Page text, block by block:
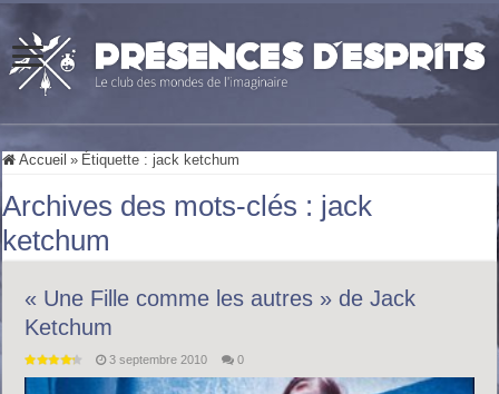
Accueil » Étiquette : jack ketchum
Archives des mots-clés : jack
ketchum
« Une Fille comme les autres » de Jack
Ketchum
3 septembre 2010 0